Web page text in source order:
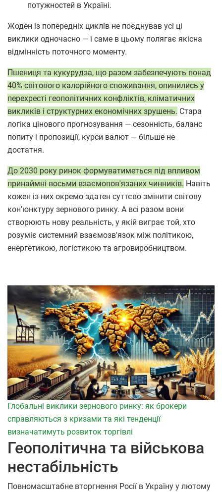
потужностей в Україні.
Жоден із попередніх циклів не поєднував усі ці
виклики одночасно — і саме в цьому полягає якісна
відмінність поточного моменту.
Пшениця та кукурудза, що разом забезпечують понад
40% світового калорійного споживання, опинились у
перехресті геополітичних конфліктів, кліматичних
викликів і структурних економічних зрушень. Стара
логіка цінового прогнозування — сезонність, баланс
попиту і пропозиції, курси валют — більше не
достатня.
До 2030 року ринок формуватиметься під впливом
принаймні восьми взаємопов'язаних чинників. Навіть
кожен із них окремо здатен суттєво змінити світову
кон'юнктуру зернового ринку. А всі разом вони
створюють нову реальність, у якій виграє той, хто
розуміє системний взаємозв'язок між політикою,
енергетикою, логістикою та агровиробництвом.
Глобальні виклики зернового ринку: як брокери
справляються з кризами та які тенденції
визначатимуть розвиток торгівлі
Геополітична та військова
нестабільність
Повномасштабне вторгнення Росії в Україну у лютому